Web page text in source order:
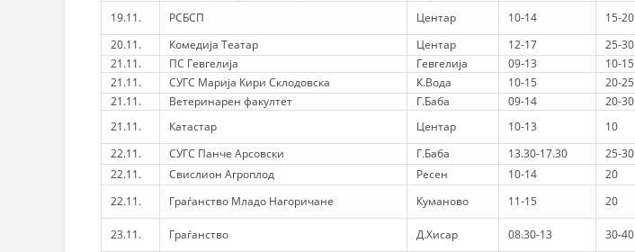
19.11.
РСБСП Центар 10-14 15-20
20.11.
Комедија Театар Центар 12-17
25-30
21.11.
ПС Гевгелија Гевгелија 09-13 10-15
21.11.
СУГС Марија Кири Склодовска К.Вода 10-15
20-25
21.11.
Ветеринарен факултет Г.Баба 09-14 20-30
21.11.
Катастар Центар 10-13 10
22.11.
СУГС Панче Арсовски Г.Баба 13.30-17.30
25-30
22.11.
Свислион Агроплод Ресен 10-14
20
22.11.
Граѓанство Младо Нагоричане Куманово 11-15 20
23.11.
Граѓанство Д.Хисар 08.30-13 30-40